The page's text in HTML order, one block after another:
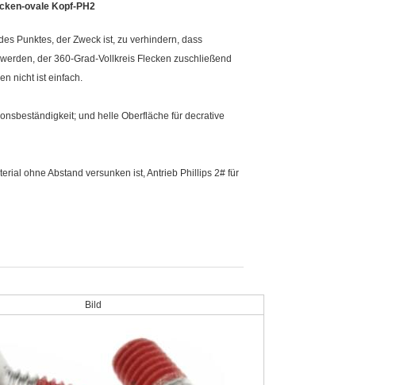
ovale Kopf-PH2
Punktes, der Zweck ist, zu verhindern, dass
der 360-Grad-Vollkreis Flecken zuschließend
nicht ist einfach.
und helle Oberfläche für decrative
ohne Abstand versunken ist, Antrieb Phillips 2# für
Bild